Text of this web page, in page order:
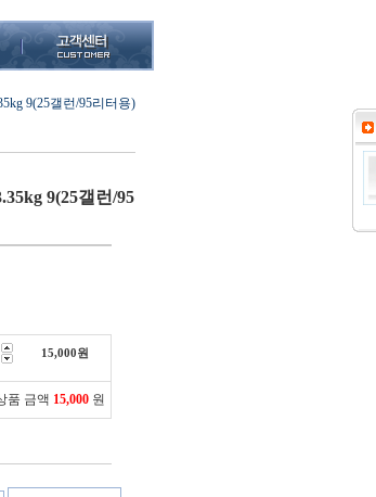
9(25갤런/95리터용)
9(25갤런/95
15,000원
품 금액 15,000 원